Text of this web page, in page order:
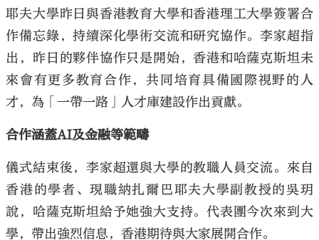
耶夫大學昨日與香港教育大學和香港理工大學簽署合
作備忘錄，持續深化學術交流和研究協作。李家超指
出，昨日的夥伴協作只是開始，香港和哈薩克斯坦未
來會有更多教育合作，共同培育具備國際視野的人
才，為「一帶一路」人才庫建設作出貢獻。
合作涵蓋AI及金融等範疇
儀式結束後，李家超還與大學的教職人員交流。來自
香港的學者、現職納扎爾巴耶夫大學副教授的吳玥
說，哈薩克斯坦給予她強大支持。代表團今次來到大
學，帶出強烈信息，香港期待與大家展開合作。